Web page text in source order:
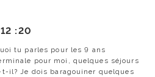
12 :20
tu parles pour les 9 ans
pour moi, quelques séjours
il? Je dois baragouiner quelques